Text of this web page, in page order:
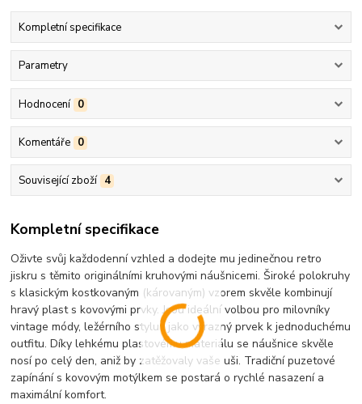
Kompletní specifikace
Parametry
Hodnocení 0
Komentáře 0
Související zboží 4
Kompletní specifikace
Oživte svůj každodenní vzhled a dodejte mu jedinečnou retro
jiskru s těmito originálními kruhovými náušnicemi. Široké polokruhy
s klasickým kostkovaným (károvaným) vzorem skvěle kombinují
hravý plast s kovovými prvky. Jsou ideální volbou pro milovníky
vintage módy, ležérního stylu i jako výrazný prvek k jednoduchému
outfitu. Díky lehkému plastovému materiálu se náušnice skvěle
nosí po celý den, aniž by zatěžovaly vaše uši. Tradiční puzetové
zapínání s kovovým motýlkem se postará o rychlé nasazení a
maximální komfort.